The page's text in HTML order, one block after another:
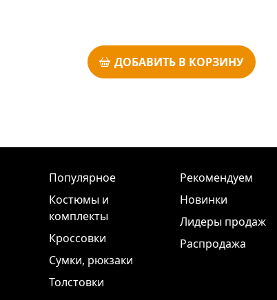
ДОБАВИТЬ В КОРЗИНУ
Популярное
Костюмы и
комплекты
Кроссовки
Сумки, рюкзаки
Толстовки
Рекомендуем
Новинки
Лидеры продаж
Распродажа